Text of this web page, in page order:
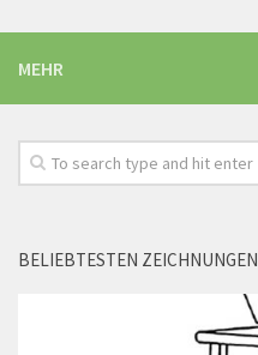
MEHR
BELIEBTESTEN ZEICHNUNGEN